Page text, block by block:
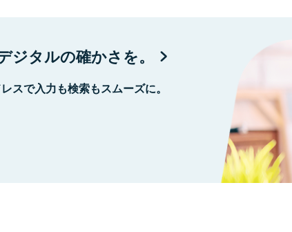
ジタルの確かさを。
スで入力も検索もスムーズに。